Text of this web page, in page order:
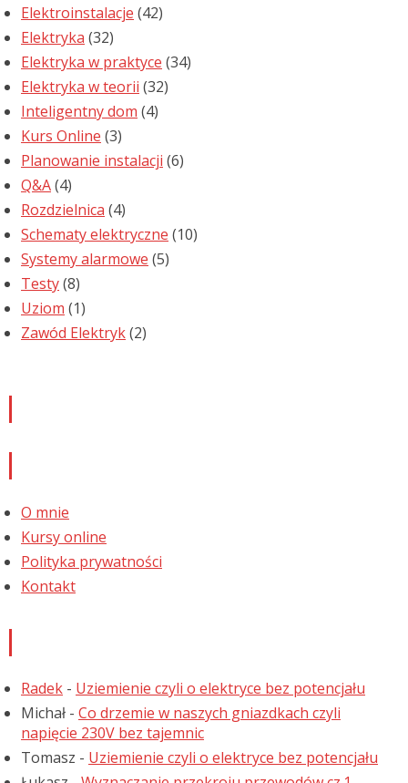
Elektroinstalacje (42)
Elektryka (32)
Elektryka w praktyce (34)
Elektryka w teorii (32)
Inteligentny dom (4)
Kurs Online (3)
Planowanie instalacji (6)
Q&A(4)
Rozdzielnica (4)
Schematy elektryczne (10)
Systemy alarmowe (5)
Testy(8)
Uziom (1)
Zawód Elektryk(2)
O mnie
Kursy online
Polityka prywatności
Kontakt
Radek - Uziemienie czyli o elektryce bez potencjału
Michał - Co drzemie w naszych gniazdkach czyli
napięcie 230V bez tajemnic
Tomasz - Uziemienie czyli o elektryce bez potencjału